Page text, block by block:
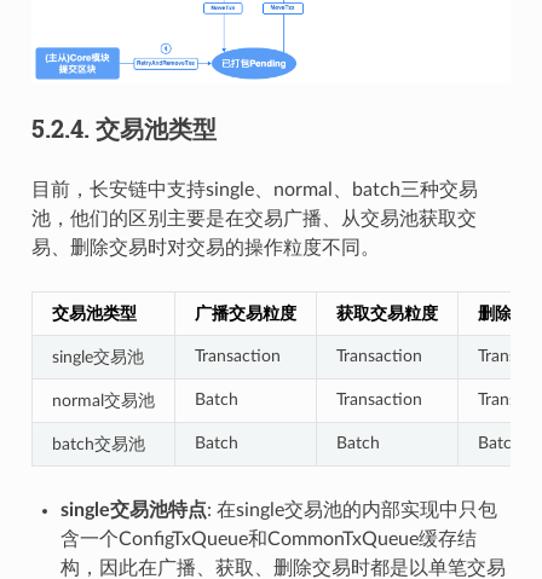
5.2.4. 交易池类型
目前，长安链中支持single、normal、batch三种交易
池，他们的区别主要是在交易广播、从交易池获取交
易、删除交易时对交易的操作粒度不同。
交易池类型 广播交易粒度 获取交易粒度 删除交
single交易池 Transaction Transaction
normal交易池 Batch Transaction
batch交易池 Batch Batch Batch
single交易池特点: 在single交易池的内部实现中只包
含一个ConfigTxQueue和CommonTxQueue缓存结
构，因此在广播、获取、删除交易时都是以单笔交易